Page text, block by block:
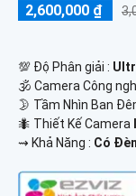
2,600,000 ₫
💯 Độ Phân giải :
🕉️ Camera Công
🌛 Tầm Nhìn Ban
🐜 Thiết Kế Camera
️⇝ Khả Năng : Có